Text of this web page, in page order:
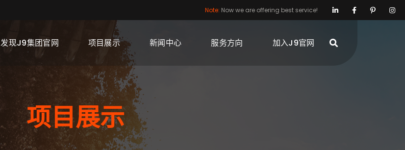
Note: Now we are offering best service!
发现J9集团官网 项目展示 新闻中心 服务方向 加入J9官网
项目展示